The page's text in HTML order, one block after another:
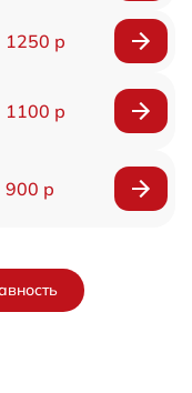
1250 р
1100 р
900 р